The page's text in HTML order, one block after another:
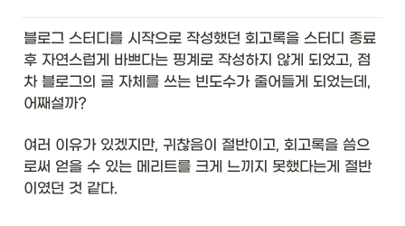
블로그 스터디를 시작으로 작성했던 회고록을 스터디 종료
후 자연스럽게 바쁘다는 핑계로 작성하지 않게 되었고, 점
차 블로그의 글 자체를 쓰는 빈도수가 줄어들게 되었는데,
어째설까?
여러 이유가 있겠지만, 귀찮음이 절반이고, 회고록을 씀으
로써 얻을 수 있는 메리트를 크게 느끼지 못했다는게 절반
이였던 것 같다.